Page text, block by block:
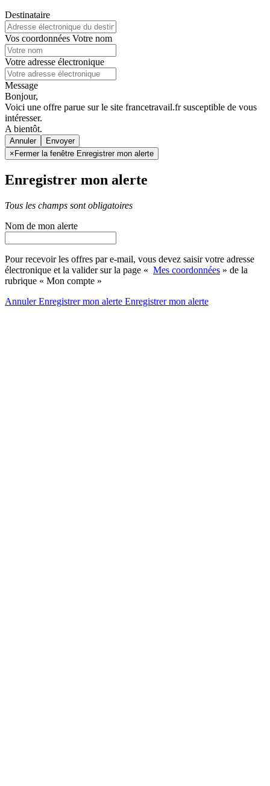
Destinataire
Vos coordonnées Votre nom
Votre adresse électronique
Message
Bonjour,
Voici une offre parue sur le site francetravail.fr susceptible de vous
intéresser.
A bientôt.
Annuler
× Fermer la fenêtre Enregistrer mon alerte
Enregistrer mon alerte
Tous les champs sont obligatoires
Nom de mon alerte
Pour recevoir les offres par e-mail, vous devez saisir votre adresse
électronique et la valider sur la page « Mes coordonnées » de la
rubrique « Mon compte »
AnnulerEnregistrer mon alerte Enregistrermon alerte